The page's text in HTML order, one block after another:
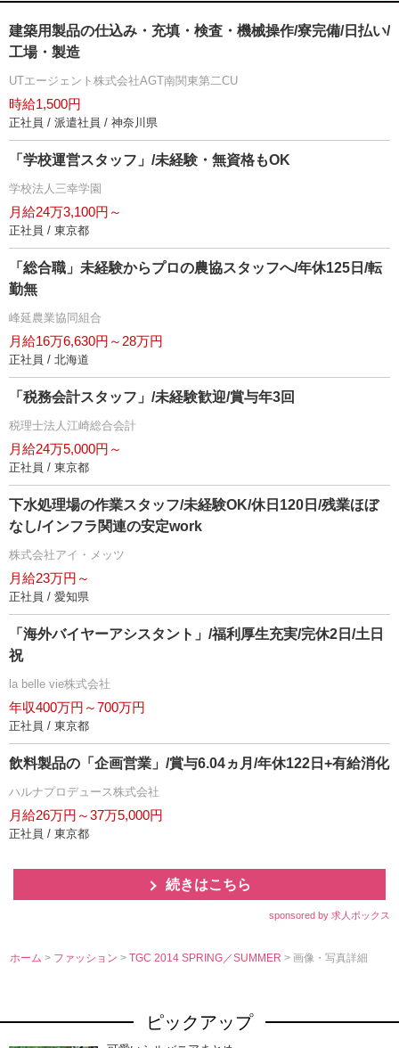
建築用製品の仕込み・充填・検査・機械操作/寮完備/日払い/
工場・製造
UTエージェント株式会社AGT南関東第二CU
時給1,500円
正社員 / 派遣社員 / 神奈川県
「学校運営スタッフ」/未経験・無資格もOK
学校法人三幸学園
月給24万3,100円～
正社員 / 東京都
「総合職」未経験からプロの農協スタッフへ/年休125日/転
勤無
峰延農業協同組合
月給16万6,630円～28万円
正社員 / 北海道
「税務会計スタッフ」/未経験歓迎/賞与年3回
税理士法人江崎総合会計
月給24万5,000円～
正社員 / 東京都
下水処理場の作業スタッフ/未経験OK/休日120日/残業ほぼ
なし/インフラ関連の安定work
株式会社アイ・メッツ
月給23万円～
正社員 / 愛知県
「海外バイヤーアシスタント」/福利厚生充実/完休2日/土日
祝
la belle vie株式会社
年収400万円～700万円
正社員 / 東京都
飲料製品の「企画営業」/賞与6.04ヵ月/年休122日+有給消化
ハルナプロデュース株式会社
月給26万円～37万5,000円
正社員 / 東京都
続きはこちら
sponsored by 求人ボックス
ホーム > ファッション>TGC 2014 SPRING／SUMMER> 画像・写真詳細
ピックアップ